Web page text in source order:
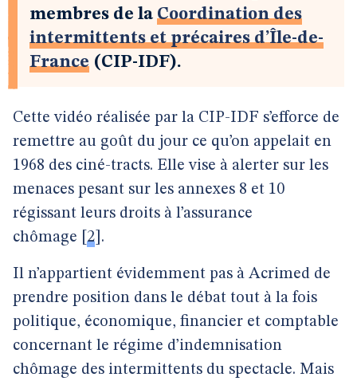
membres de la Coordination des
intermittents et précaires d’Île-de-
France (CIP-IDF).
Cette vidéo réalisée par la CIP-IDF s’efforce de
remettre au goût du jour ce qu’on appelait en
1968 des ciné-tracts. Elle vise à alerter sur les
menaces pesant sur les annexes 8 et 10
régissant leurs droits à l’assurance
chômage
2 .
Il n’appartient évidemment pas à Acrimed de
prendre position dans le débat tout à la fois
politique, économique, financier et comptable
concernant le régime d’indemnisation
chômage des intermittents du spectacle. Mais